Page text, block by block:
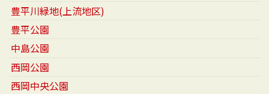
豊平川緑地(上流地区)
豊平公園
中島公園
西岡公園
西岡中央公園